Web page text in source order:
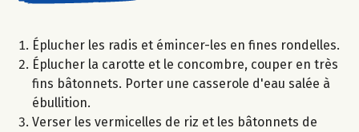
Éplucher les radis et émincer-les en fines rondelles.
Éplucher la carotte et le concombre, couper en très
fins bâtonnets. Porter une casserole d'eau salée à
ébullition.
Verser les vermicelles de riz et les bâtonnets de